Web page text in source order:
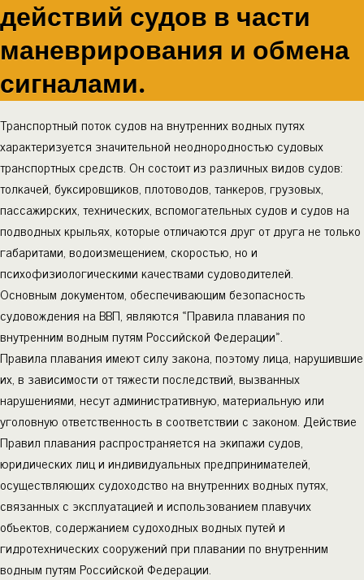
действий судов в части
маневрирования и обмена
сигналами.
Транспортный поток судов на внутренних водных путях
характеризуется значительной неоднородностью судовых
транспортных средств. Он состоит из различных видов судов:
толкачей, буксировщиков, плотоводов, танкеров, грузовых,
пассажирских, технических, вспомогательных судов и судов на
подводных крыльях, которые отличаются друг от друга не только
габаритами, водоизмещением, скоростью, но и
психофизиологическими качествами судоводителей.
Основным документом, обеспечивающим безопасность
судовождения на ВВП, являются «Правила плавания по
внутренним водным путям Российской Федерации».
Правила плавания имеют силу закона, поэтому лица, нарушившие
их, в зависимости от тяжести последствий, вызванных
нарушениями, несут административную, материальную или
уголовную ответственность в соответствии с законом. Действие
Правил плавания распространяется на экипажи судов,
юридических лиц и индивидуальных предпринимателей,
осуществляющих судоходство на внутренних водных путях,
связанных с эксплуатацией и использованием плавучих
объектов, содержанием судоходных водных путей и
гидротехнических сооружений при плавании по внутренним
водным путям Российской Федерации.